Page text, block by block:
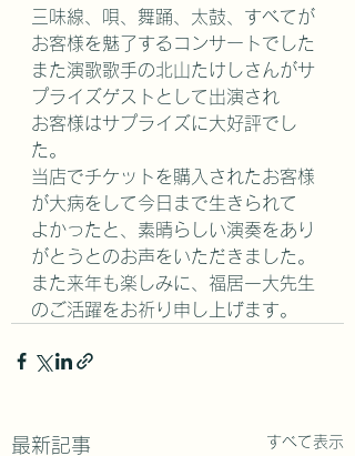
三味線、唄、舞踊、太鼓、すべてが
お客様を魅了するコンサートでした
また演歌歌手の北山たけしさんがサ
プライズゲストとして出演され
お客様はサプライズに大好評でし
た。
当店でチケットを購入されたお客様
が大病をして今日まで生きられて
よかったと、素晴らしい演奏をあり
がとうとのお声をいただきました。
また来年も楽しみに、福居一大先生
のご活躍をお祈り申し上げます。
最新記事 すべて表示